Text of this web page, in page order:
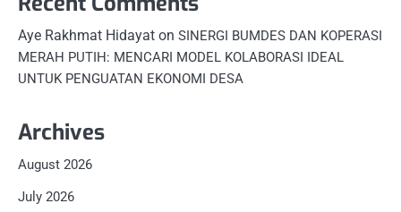
Aye Rakhmat Hidayat on SINERGI BUMDES DAN KOPERASI
MERAH PUTIH: MENCARI MODEL KOLABORASI IDEAL
UNTUK PENGUATAN EKONOMI DESA
Archives
August 2026
July 2026